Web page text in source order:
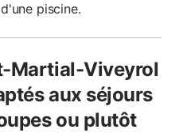
piscine.
Martial-Viveyrol
aux séjours
ou plutôt